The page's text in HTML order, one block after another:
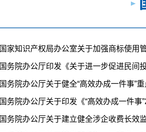
国家知识产权局办公室关于加强商标使用
国务院办公厅印发《关于进一步促进民间
国务院办公厅关于健全“高效办成一件事”
国务院办公厅关于印发《“高效办成一件
国务院办公厅关于建立健全涉企收费长效